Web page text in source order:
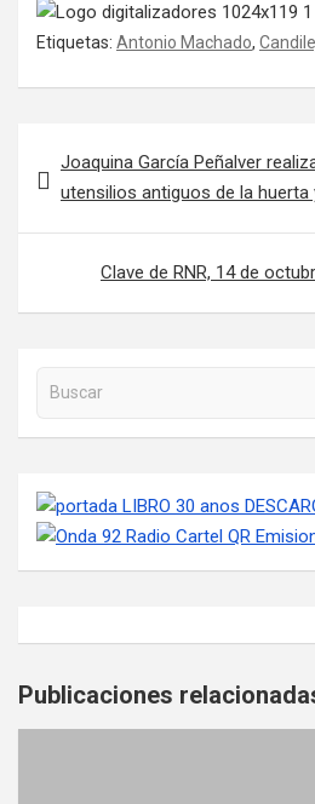
Etiquetas: Antonio Machado,
Joaquina García Peñalver
utensilios antiguos de la huerta
Clave de RNR, 14 de
Buscar en la web
Publicaciones